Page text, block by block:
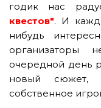
годик нас
квестов". И
нибудь
организаторы
очередной день
новый сюжет,
собственное